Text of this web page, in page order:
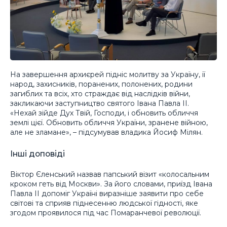
На завершення архиєрей підніс молитву за Україну, її
народ, захисників, поранених, полонених, родини
загиблих та всіх, хто страждає від наслідків війни,
закликаючи заступництво святого Івана Павла ІІ.
«Нехай зійде Дух Твій, Господи, і обновить обличчя
землі цієї. Обновить обличчя України, зранене війною,
але не зламане», – підсумував владика Йосиф Мілян.
Інші доповіді
Віктор Єленський назвав папський візит «колосальним
кроком геть від Москви». За його словами, приїзд Івана
Павла ІІ допоміг Україні виразніше заявити про себе
світові та сприяв піднесенню людської гідності, яке
згодом проявилося під час Помаранчевої революції.